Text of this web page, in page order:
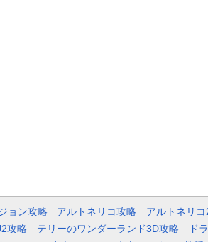
ョン攻略 アルトネリコ攻略 アルトネリ
攻略 テリーのワンダーランド3D攻略 ド